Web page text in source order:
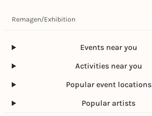
Remagen/Exhibition
Events near you
Activities near you
Popular event locations
Popular artists